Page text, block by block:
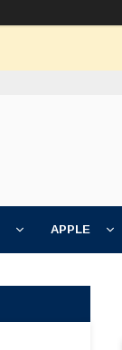
APPLE